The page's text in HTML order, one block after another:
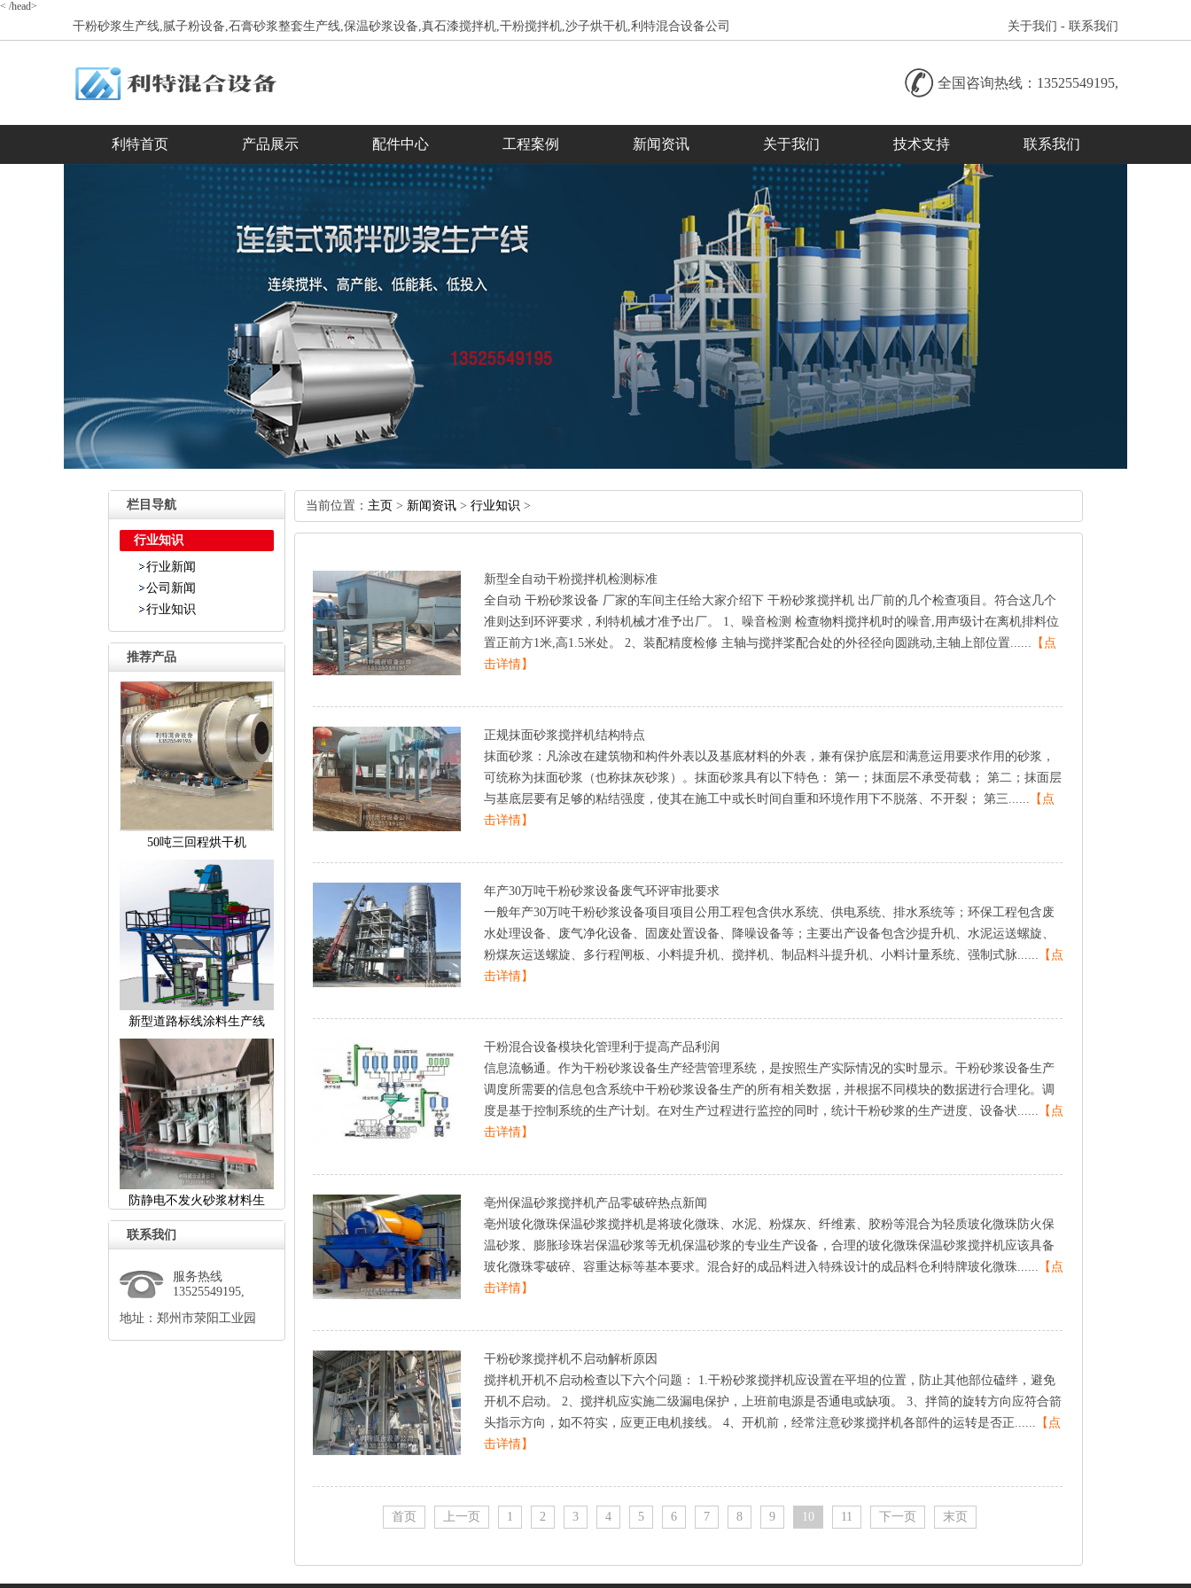
</head>
干粉砂浆生产线,腻子粉设备,石膏砂浆整套生产线,保温砂浆设备,真石漆搅拌机,干粉搅拌机,沙子烘干机,利特混合设备公司 关于我们 - 联系我们
13525549195,
全国咨询热线：
利特首页 产品展示 配件中心 工程案例 新闻资讯 关于我们 技术支持 联系我们
栏目导航
行业知识
行业新闻
公司新闻
行业知识
推荐产品
50吨三回程烘干机
新型道路标线涂料生产线
防静电不发火砂浆材料生
联系我们
服务热线
13525549195,
地址：郑州市荥阳工业园
当前位置： 主页 > 新闻资讯 > 行业知识 >
新型全自动干粉搅拌机检测标准
全自动干粉砂浆设备厂家的车间主任给大家介绍下干粉砂浆搅拌机出厂前的几个检查项目。符合这几个
准则达到环评要求，利特机械才准予出厂。1、噪音检测检查物料搅拌机时的噪音,用声级计在离机排料位
置正前方1米,高1.5米处。2、装配精度检修主轴与搅拌桨配合处的外径径向圆跳动,主轴上部位置...... 【点
击详情】
正规抹面砂浆搅拌机结构特点
抹面砂浆：凡涂改在建筑物和构件外表以及基底材料的外表，兼有保护底层和满意运用要求作用的砂浆，
可统称为抹面砂浆（也称抹灰砂浆）。抹面砂浆具有以下特色：第一；抹面层不承受荷载；第二；抹面层
与基底层要有足够的粘结强度，使其在施工中或长时间自重和环境作用下不脱落、不开裂；第三...... 【点
击详情】
年产30万吨干粉砂浆设备废气环评审批要求
一般年产30万吨干粉砂浆设备项目项目公用工程包含供水系统、供电系统、排水系统等；环保工程包含废
水处理设备、废气净化设备、固废处置设备、降噪设备等；主要出产设备包含沙提升机、水泥运送螺旋、
粉煤灰运送螺旋、多行程闸板、小料提升机、搅拌机、制品料斗提升机、小料计量系统、强制式脉...... 【点
击详情】
干粉混合设备模块化管理利于提高产品利润
信息流畅通。作为干粉砂浆设备生产经营管理系统，是按照生产实际情况的实时显示。干粉砂浆设备生产
调度所需要的信息包含系统中干粉砂浆设备生产的所有相关数据，并根据不同模块的数据进行合理化。调
度是基于控制系统的生产计划。在对生产过程进行监控的同时，统计干粉砂浆的生产进度、设备状...... 【点
击详情】
亳州保温砂浆搅拌机产品零破碎热点新闻
亳州玻化微珠保温砂浆搅拌机是将玻化微珠、水泥、粉煤灰、纤维素、胶粉等混合为轻质玻化微珠防火保
温砂浆、膨胀珍珠岩保温砂浆等无机保温砂浆的专业生产设备，合理的玻化微珠保温砂浆搅拌机应该具备
玻化微珠零破碎、容重达标等基本要求。混合好的成品料进入特殊设计的成品料仓利特牌玻化微珠...... 【点
击详情】
干粉砂浆搅拌机不启动解析原因
搅拌机开机不启动检查以下六个问题：1.干粉砂浆搅拌机应设置在平坦的位置，防止其他部位磕绊，避免
开机不启动。2、搅拌机应实施二级漏电保护，上班前电源是否通电或缺项。3、拌筒的旋转方向应符合箭
头指示方向，如不符实，应更正电机接线。4、开机前，经常注意砂浆搅拌机各部件的运转是否正...... 【点
击详情】
首页 上一页 1 2 3 4 5 6 7 8 9 10 11 下一页 末页